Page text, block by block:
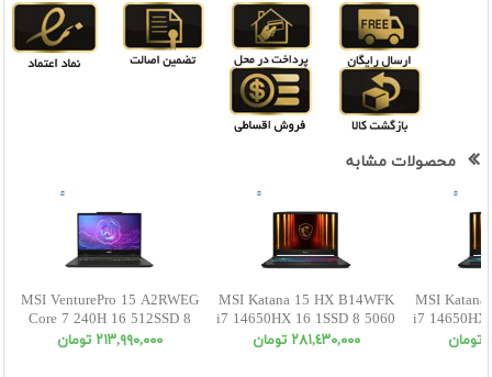
محصولات مشابه
MSI VenturePro 15 A2RWEG
Core 7 240H 16 512SSD 8
5050 FHD
٢١٣,٩٩٠,٠٠٠ تومان
MSI Katana 15 HX B14WFK
i7 14650HX 16 1SSD 8 5060
FHD
٢٨١,٤٣٠,٠٠٠ تومان
MSI
i7 14650HX